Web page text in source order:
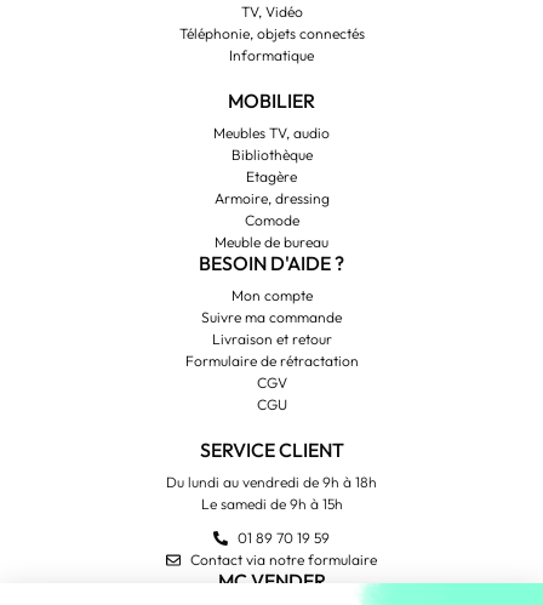
TV, Vidéo
Téléphonie, objets connectés
Informatique
MOBILIER
Meubles TV, audio
Bibliothèque
Etagère
Armoire, dressing
Comode
Meuble de bureau
BESOIN D'AIDE ?
Mon compte
Suivre ma commande
Livraison et retour
Formulaire de rétractation
CGV
CGU
SERVICE CLIENT
Du lundi au vendredi de 9h à 18h
Le samedi de 9h à 15h
01 89 70 19 59
Contact via notre formulaire
MC VENDER